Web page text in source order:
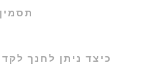
כיצד ניתן לחנך